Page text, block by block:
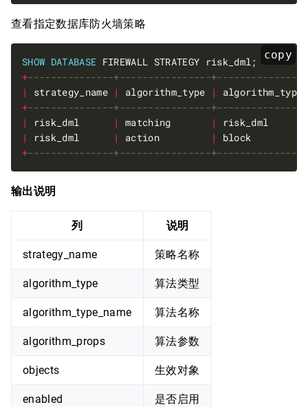
查看指定数据库防火墙策略
copy
SHOW DATABASE
+
|
strategy_name | algorithm_type |
+
|
risk_dml | matching |
|
risk_dml | action |
+
输出说明
列 说明
strategy_name 策略名称
algorithm_type 算法类型
algorithm_type_name 算法名称
algorithm_props 算法参数
objects 生效对象
enabled 是否启用